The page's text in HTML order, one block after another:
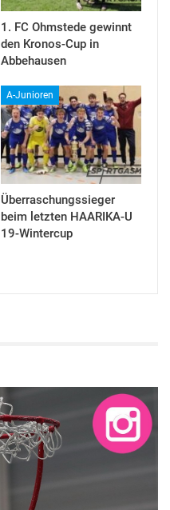
1. FC Ohmstede gewinnt
den Kronos-Cup in
Abbehausen
A-Junioren
Überraschungssieger
beim letzten HAARIKA-U
19-Wintercup